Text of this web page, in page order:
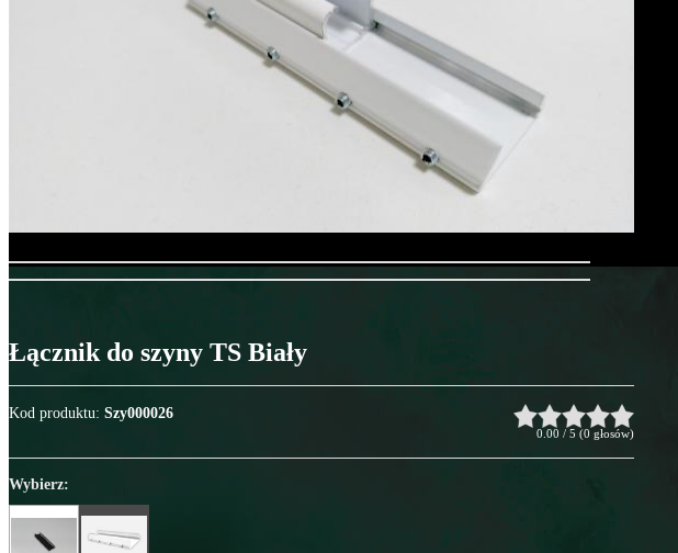
Łącznik do szyny TS Biały
Kod produktu: Szy000026
0.00 / 5 (0 głosów)
Wybierz: